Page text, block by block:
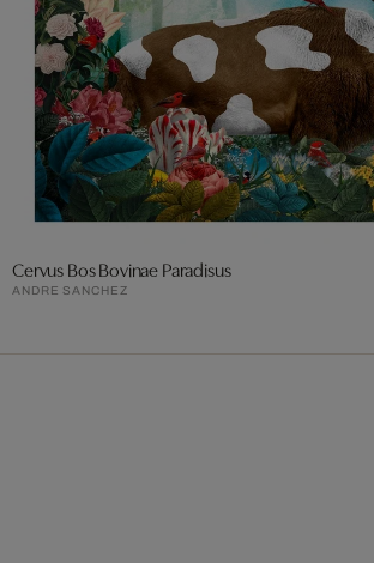
Cervus Bos Bovinae Paradisus
ANDRE SANCHEZ